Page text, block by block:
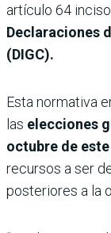
artículo 64
Declaraciones
(DIGC).
Esta normativa
las elecciones
octubre de
recursos a ser
posteriores a la